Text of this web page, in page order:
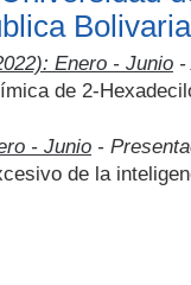
Enero - Junio -
de 2-
- Junio -
de la